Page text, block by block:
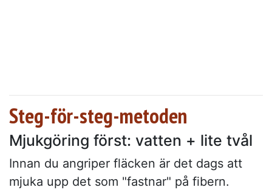
Steg-för-steg-metoden
Mjukgöring först: vatten + lite tvål
Innan du angriper fläcken är det dags att
mjuka upp det som "fastnar" på fibern.